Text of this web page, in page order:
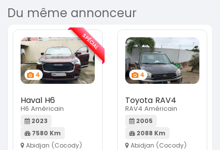
Du même annonceur
4
Haval H6
H6 Américain
2023
7580 Km
Abidjan (Cocody)
SPÉCIAL
4
Toyota RAV4
RAV4 Américain
2005
2088 Km
Abidjan (Cocody)